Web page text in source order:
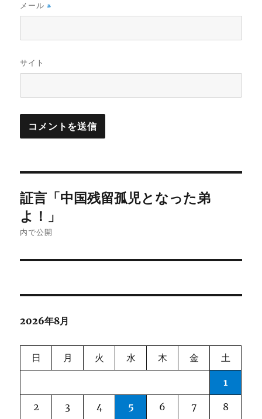
メール※
サイト
稿
ナ
ビ
ョ
証言「中国残留孤児となった弟
よ！」
内で公開
2026年8月
日 月 火 水 木 金 土
1
2 3 4 5 6 7 8